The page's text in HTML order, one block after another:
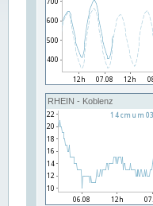
RHEIN - Koblenz